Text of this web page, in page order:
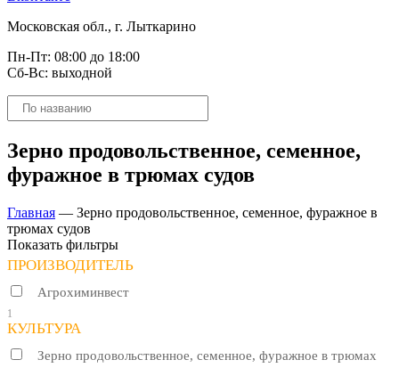
Московская обл., г. Лыткарино
Пн-Пт: 08:00 до 18:00
Сб-Вс: выходной
Поиск
товаров
Зерно продовольственное, семенное,
фуражное в трюмах судов
Главная — Зерно продовольственное, семенное, фуражное в
трюмах судов
Показать фильтры
ПРОИЗВОДИТЕЛЬ
Агрохиминвест
1
КУЛЬТУРА
Зерно продовольственное, семенное, фуражное в трюмах